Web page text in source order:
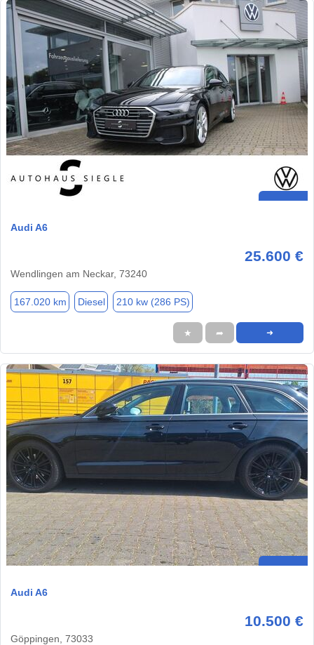
Audi A6
25.600 €
Wendlingen am Neckar, 73240
167.020 km Diesel 210 kw (286 PS)
★ ➦ ➜
Audi A6
10.500 €
Göppingen, 73033